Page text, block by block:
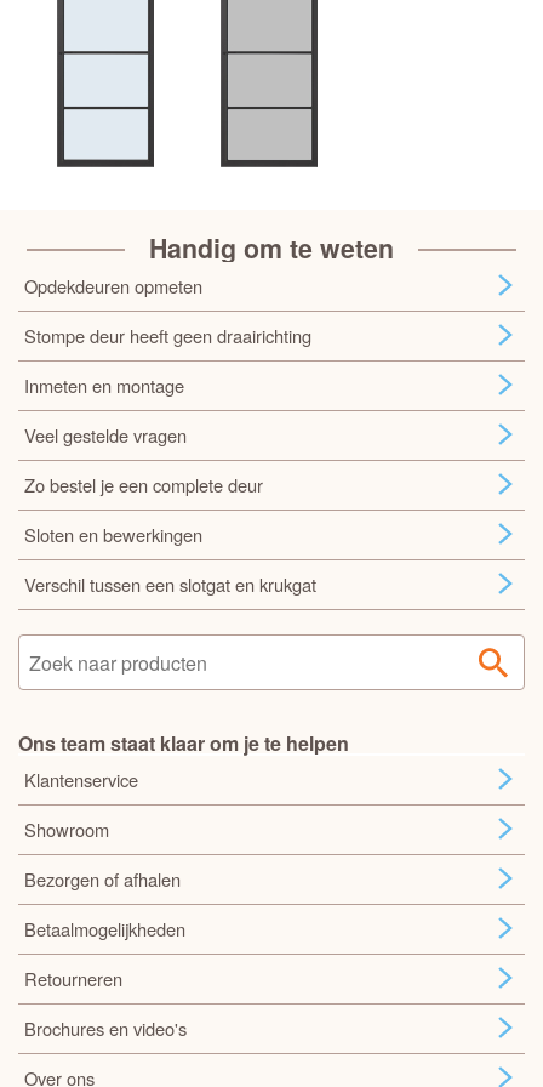
Handig om te weten
Opdekdeuren opmeten
Stompe deur heeft geen draairichting
Inmeten en montage
Veel gestelde vragen
Zo bestel je een complete deur
Sloten en bewerkingen
Verschil tussen een slotgat en krukgat
Ons team staat klaar om je te helpen
Klantenservice
Showroom
Bezorgen of afhalen
Betaalmogelijkheden
Retourneren
Brochures en video's
Over ons